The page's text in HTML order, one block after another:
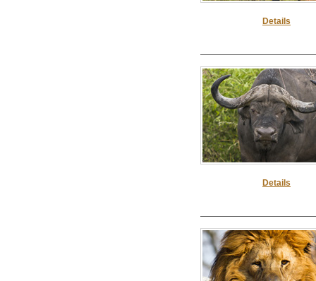
Details
Details